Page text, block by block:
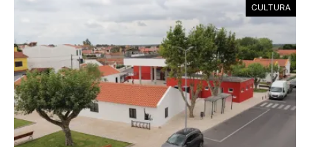
CULTURA